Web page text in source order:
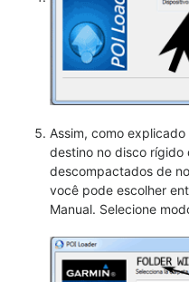
Assim, como
destino no disco rígido
descompactados de
você pode escolher
Manual. Selecione